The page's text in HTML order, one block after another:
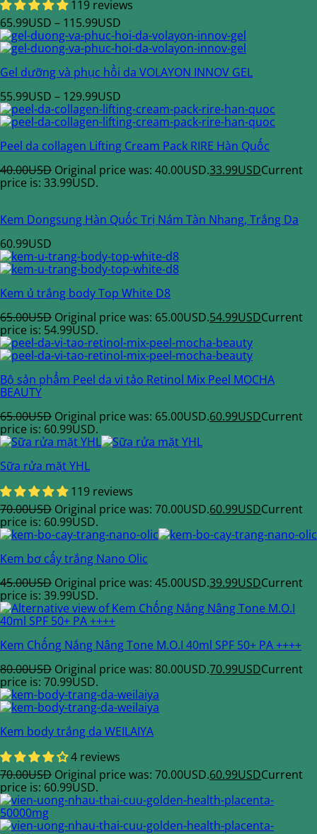
119 reviews
65.99USD – 115.99USD
Gel dưỡng và phục hồi da VOLAYON INNOV GEL
55.99USD – 129.99USD
Peel da collagen Lifting Cream Pack RIRE Hàn Quốc
40.00USD Original price was: 40.00USD.33.99USDCurrent
price is: 33.99USD.
Kem Dongsung Hàn Quốc Trị Nám Tàn Nhang, Trắng Da
60.99USD
Kem ủ trắng body Top White D8
65.00USD Original price was: 65.00USD.54.99USDCurrent
price is: 54.99USD.
Bộ sản phẩm Peel da vi tảo Retinol Mix Peel MOCHA
BEAUTY
65.00USD Original price was: 65.00USD.60.99USDCurrent
price is: 60.99USD.
Sữa rửa mặt YHL
119 reviews
70.00USD Original price was: 70.00USD.60.99USDCurrent
price is: 60.99USD.
Kem bơ cấy trắng Nano Olic
45.00USD Original price was: 45.00USD.39.99USDCurrent
price is: 39.99USD.
Kem Chống Nắng Nâng Tone M.O.I 40ml SPF 50+ PA ++++
80.00USD Original price was: 80.00USD.70.99USDCurrent
price is: 70.99USD.
Kem body trắng da WEILAIYA
4 reviews
70.00USD Original price was: 70.00USD.60.99USDCurrent
price is: 60.99USD.